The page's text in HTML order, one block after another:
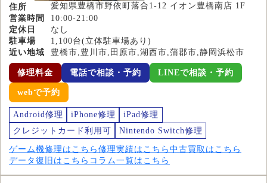
住所
愛知県豊橋市野依町落合1-12 イオン豊橋南店 1F
営業時間
10:00-21:00
定休日
なし
駐車場
1,100台(立体駐車場あり)
近い地域
豊橋市,豊川市,田原市,湖西市,蒲郡市,静岡浜松市
修理料金 電話で相談・予約 LINEで相談・予約
webで予約
Android修理 iPhone修理
iPad修理
クレジットカード利用可
Nintendo Switch修理
ゲーム機修理はこちら 修理実績はこちら 中古買取はこちら
データ復旧はこちら コラム一覧はこちら